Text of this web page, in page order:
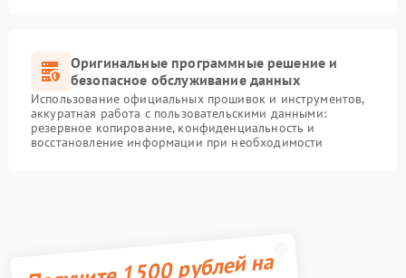
Оригинальные программные решение и
безопасное обслуживание данных
Использование официальных прошивок и инструментов,
аккуратная работа с пользовательскими данными:
резервное копирование, конфиденциальность и
восстановление информации при необходимости